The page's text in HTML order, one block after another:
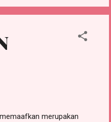
website pribadi yang
merupakan